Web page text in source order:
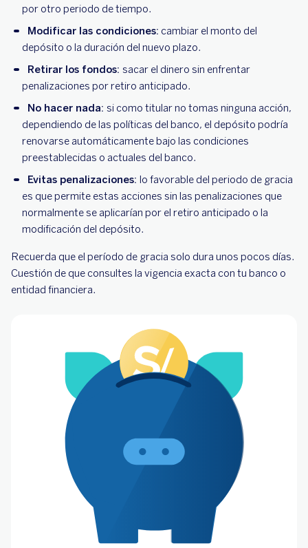
por otro periodo de tiempo.
Modificar las condiciones: cambiar el monto del
depósito o la duración del nuevo plazo.
Retirar los fondos: sacar el dinero sin enfrentar
penalizaciones por retiro anticipado.
No hacer nada: si como titular no tomas ninguna acción,
dependiendo de las políticas del banco, el depósito podría
renovarse automáticamente bajo las condiciones
preestablecidas o actuales del banco.
Evitas penalizaciones: lo favorable del periodo de gracia
es que permite estas acciones sin las penalizaciones que
normalmente se aplicarían por el retiro anticipado o la
modificación del depósito.
Recuerda que el período de gracia solo dura unos pocos días.
Cuestión de que consultes la vigencia exacta con tu banco o
entidad financiera.